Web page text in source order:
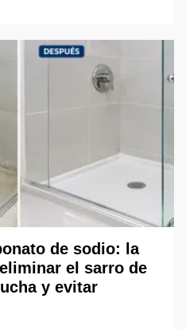
de sodio: la
el sarro de
y evitar